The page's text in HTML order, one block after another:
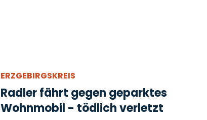
ERZGEBIRGSKREIS
Radler fährt gegen geparktes
Wohnmobil - tödlich verletzt